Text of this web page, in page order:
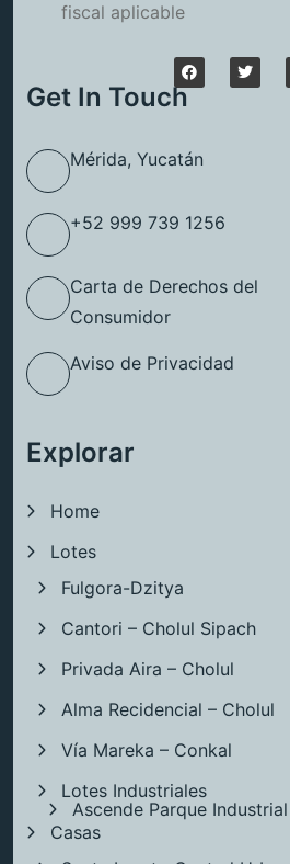
fiscal aplicable
Get In Touch
Mérida, Yucatán
+52 999 739 1256
Carta de Derechos del
Consumidor
Aviso de Privacidad
Explorar
Home
Lotes
Fulgora-Dzitya
Cantori – Cholul Sipach
Privada Aira – Cholul
Alma Recidencial – Cholul
Vía Mareka – Conkal
Lotes Industriales
Ascende Parque Industrial
Casas